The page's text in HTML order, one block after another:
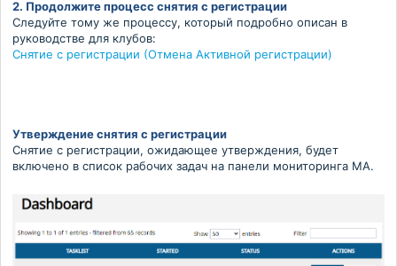
2. Продолжите процесс снятия с регистрации
Следуйте тому же процессу, который подробно описан в
руководстве для клубов:
Снятие с регистрации (Отмена Активной регистрации)
Утверждение снятия с регистрации
Снятие с регистрации, ожидающее утверждения, будет
включено в список рабочих задач на панели мониторинга МА.